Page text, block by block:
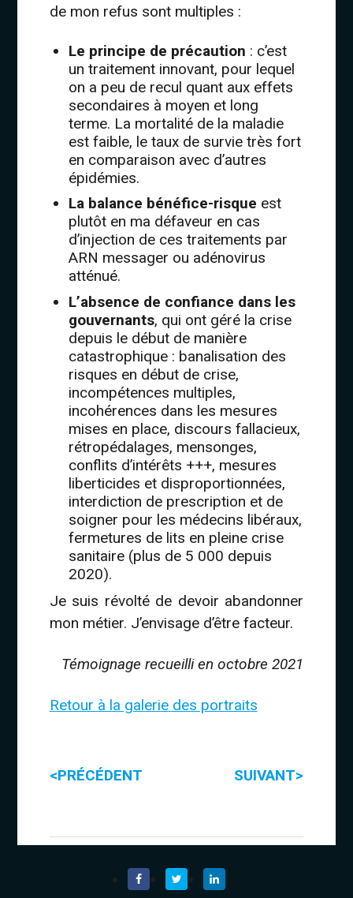
de mon refus sont multiples :
Le principe de précaution : c’est
un traitement innovant, pour lequel
on a peu de recul quant aux effets
secondaires à moyen et long
terme. La mortalité de la maladie
est faible, le taux de survie très fort
en comparaison avec d’autres
épidémies.
La balance bénéfice-risque est
plutôt en ma défaveur en cas
d’injection de ces traitements par
ARN messager ou adénovirus
atténué.
L’absence de confiance dans les
gouvernants, qui ont géré la crise
depuis le début de manière
catastrophique : banalisation des
risques en début de crise,
incompétences multiples,
incohérences dans les mesures
mises en place, discours fallacieux,
rétropédalages, mensonges,
conflits d’intérêts +++, mesures
liberticides et disproportionnées,
interdiction de prescription et de
soigner pour les médecins libéraux,
fermetures de lits en pleine crise
sanitaire (plus de 5 000 depuis
2020).
Je suis révolté de devoir abandonner
mon métier. J’envisage d’être facteur.
Témoignage recueilli en octobre 2021
Retour à la galerie des portraits
< >